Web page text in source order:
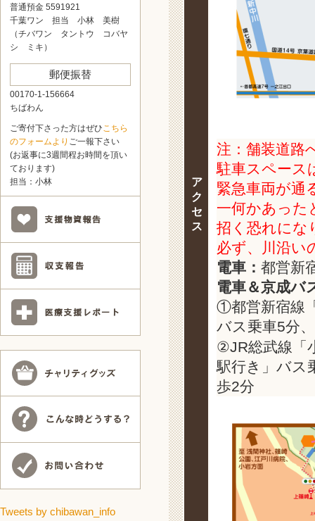
ア
ク
セ
ス
注：舗装道路
駐車スペース
緊急車両が通
一何かあった
招く恐れにな
必ず、川沿い
電車： 都営新
電車＆京成バ
①都営新宿線
バス乗車5分
②JR総武線「
駅行き」バス
歩2分
普通預金 5591921
千葉ワン 担当 小林 美樹
（チバワン タントウ コバヤ
シ ミキ）
郵便振替
00170-1-156664
ちばわん
ご寄付下さった方はぜひこちら
のフォームより ご一報下さい
(お返事に3週間程お時間を頂い
ております)
担当：小林
Tweets by chibawan_info